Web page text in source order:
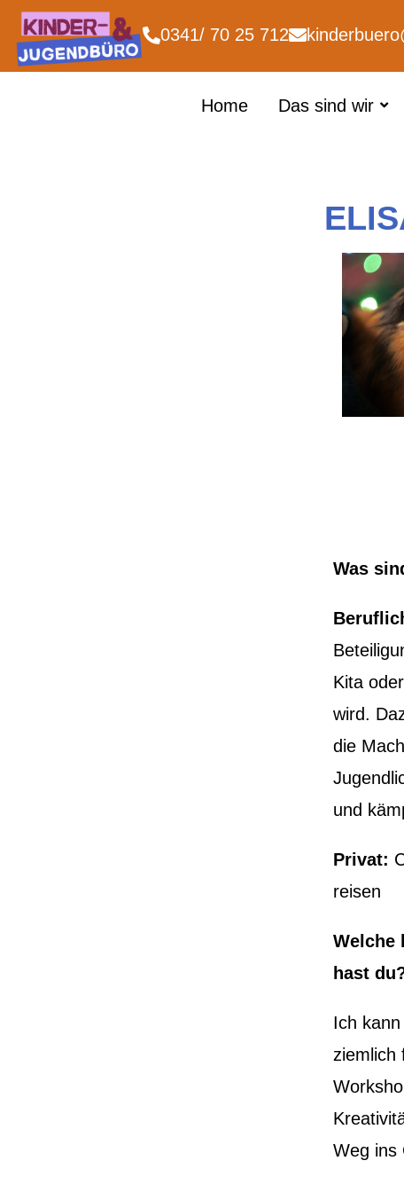
0341/ 70 25 712
Home Das sind wir
Was
Kita
wird.
die
und
Privat:
reisen
Welche
hast
Ich
ziemlich
Weg ins